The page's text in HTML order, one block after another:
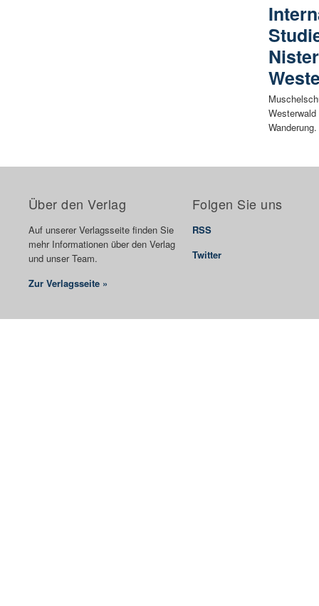
Über den Verlag
Auf unserer Verlagsseite finden Sie
mehr Informationen über den Verlag
und unser Team.
Zur Verlagsseite »
Folgen Sie uns
RSS
Twitter